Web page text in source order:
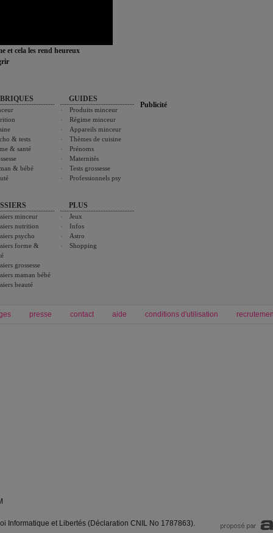
et cela les rend heureux
& tests
& santé
& bébé
minceur
nutrition
psycho
forme &
grossesse
maman bébé
beauté
GUIDES
Produits minceur
Régime minceur
Appareils minceur
Thèmes de cuisine
Prénoms
Maternités
Tests grossesse
Professionnels psy
PLUS
Jeux
Infos
Astro
Shopping
Publicité
presse contact aide conditions d'utilisation
Informatique et Libertés (Déclaration CNIL No 1787863).